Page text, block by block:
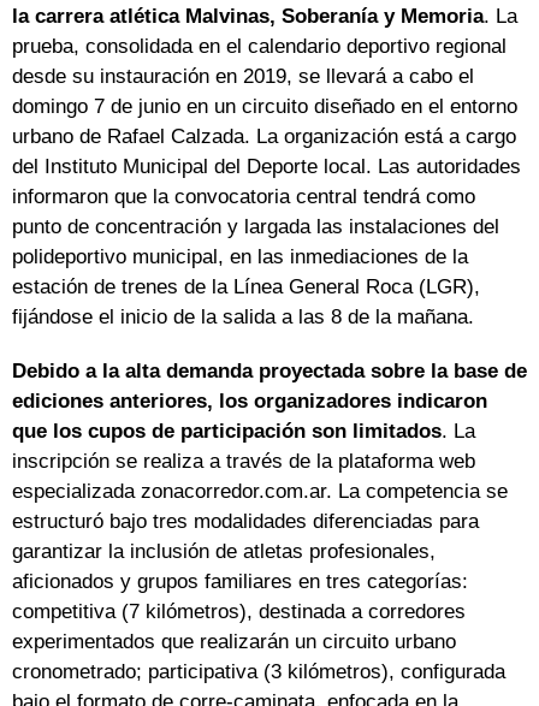
la carrera atlética Malvinas, Soberanía y Memoria. La
prueba, consolidada en el calendario deportivo regional
desde su instauración en 2019, se llevará a cabo el
domingo 7 de junio en un circuito diseñado en el entorno
urbano de Rafael Calzada. La organización está a cargo
del Instituto Municipal del Deporte local. Las autoridades
informaron que la convocatoria central tendrá como
punto de concentración y largada las instalaciones del
polideportivo municipal, en las inmediaciones de la
estación de trenes de la Línea General Roca (LGR),
fijándose el inicio de la salida a las 8 de la mañana.
Debido a la alta demanda proyectada sobre la base de
ediciones anteriores, los organizadores indicaron
que los cupos de participación son limitados. La
inscripción se realiza a través de la plataforma web
especializada zonacorredor.com.ar. La competencia se
estructuró bajo tres modalidades diferenciadas para
garantizar la inclusión de atletas profesionales,
aficionados y grupos familiares en tres categorías:
competitiva (7 kilómetros), destinada a corredores
experimentados que realizarán un circuito urbano
cronometrado; participativa (3 kilómetros), configurada